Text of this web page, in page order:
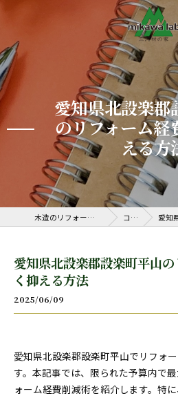
愛知県北設楽郡
のリフォーム経
える方
木造のリフォームなら三河ラボ コラム 愛知県北
愛知県北設楽郡設楽町平山
く抑える方法
2025/06/09
愛知県北設楽郡設楽町平山でリフォ
す。本記事では、限られた予算内で
ォーム経費削減術を紹介します。特